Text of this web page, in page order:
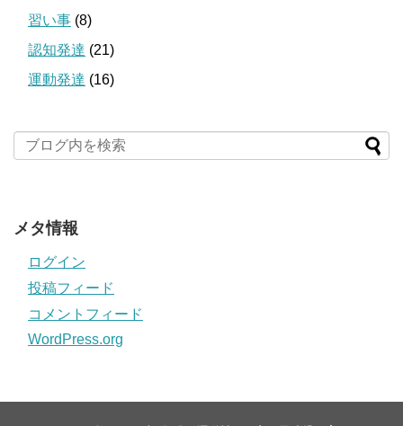
習い事 (8)
認知発達 (21)
運動発達 (16)
メタ情報
ログイン
投稿フィード
コメントフィード
WordPress.org